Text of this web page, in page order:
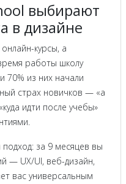
выбирают
в дизайне
курсы, а
работы школу
70% из них начали
страх новичков — «а
идти после учебы»
за 9 месяцев вы
— UX/UI, веб-дизайн,
вас универсальным